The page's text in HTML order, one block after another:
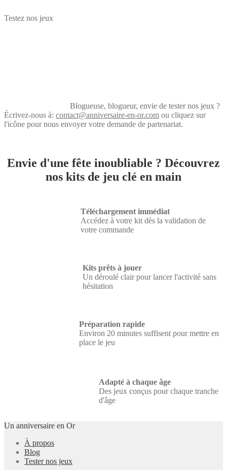
Testez nos jeux
Blogueuse, blogueur, envie de tester nos jeux ?
Écrivez-nous à: contact@anniversaire-en-or.com ou cliquez sur
l'icône pour nous envoyer votre demande de partenariat.
Envie d'une fête inoubliable ? Découvrez
nos kits de jeu clé en main
Téléchargement immédiat
Accédez à votre kit dès la validation de
votre commande
Kits prêts à jouer
Un déroulé clair pour lancer l'activité sans
hésitation
Préparation rapide
Environ 20 minutes suffisent pour mettre en
place le jeu
Adapté à chaque âge
Des jeux conçus pour chaque tranche
d'âge
Un anniversaire en Or
À propos
Blog
Tester nos jeux